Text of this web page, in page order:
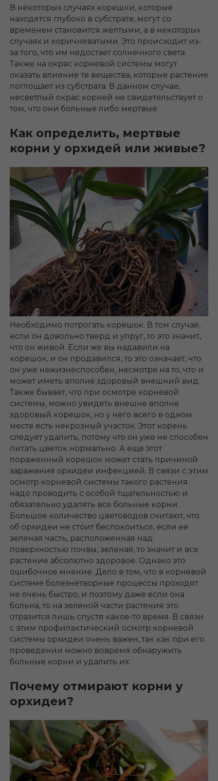
В некоторых случаях корешки, которые
находятся глубоко в субстрате, могут со
временем становится желтыми, а в некоторых
случаях и коричневатыми. Это происходит из-
за того, что им недостает солнечного света.
Также на окрас корневой системы могут
оказать влияние те вещества, которые растение
поглощает из субстрата. В данном случае,
несветлый окрас корней не свидетельствует о
том, что они больные либо мертвые.
Как определить, мертвые
корни у орхидей или живые?
Необходимо потрогать корешок. В том случае,
если он довольно тверд и упруг, то это значит,
что он живой. Если же вы надавили на
корешок, и он продавился, то это означает, что
он уже нежизнеспособен, несмотря на то, что и
может иметь вполне здоровый внешний вид.
Также бывает, что при осмотре корневой
системы, можно увидеть внешне вполне
здоровый корешок, но у него всего в одном
месте есть некрозный участок. Этот корень
следует удалить, потому что он уже не способен
питать цветок нормально. А еще этот
пораженный корешок может стать причиной
заражения орхидеи инфекцией. В связи с этим
осмотр корневой системы такого растения
надо проводить с особой тщательностью и
обязательно удалять все больные корни.
Большое количество цветоводов считают, что
об орхидеи не стоит беспокоиться, если ее
зеленая часть, расположенная над
поверхностью почвы, зеленая, то значит и все
растение абсолютно здоровое. Однако это
ошибочное мнение. Дело в том, что в корневой
системе болезнетворные процессы проходят
не очень быстро, и поэтому даже если она
больна, то на зеленой части растения это
отразится лишь спустя какое-то время. В связи
с этим профилактический осмотр корневой
системы орхидеи очень важен, так как при его
проведении можно вовремя обнаружить
больные корни и удалить их.
Почему отмирают корни у
орхидеи?